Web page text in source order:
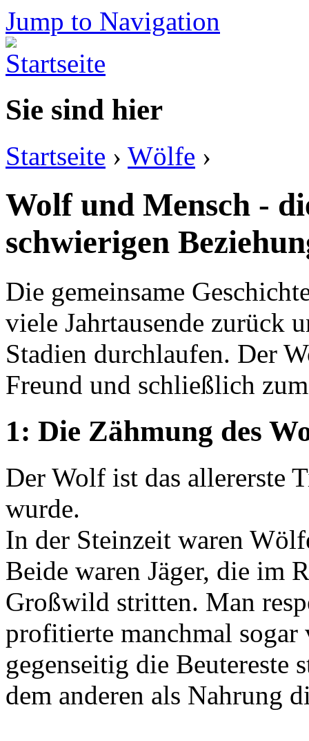
Jump to Navigation
Sie sind hier
Startseite › Wölfe ›
Wolf und Mensch -
schwierigen
Die gemeinsame
viele Jahrtausende zurück
Stadien durchlaufen. Der
Freund und schließlich
1: Die Zähmung des
Der Wolf ist das allererste
wurde.
In der Steinzeit waren
Beide waren Jäger, die im
Großwild stritten. Man
profitierte manchmal sogar
gegenseitig die Beutereste
dem anderen als Nahrung